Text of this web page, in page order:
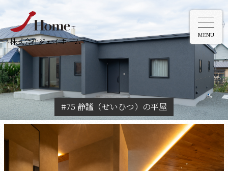
株式会社ジェイホーム
MENU
#75 静謐（せいひつ）の平屋